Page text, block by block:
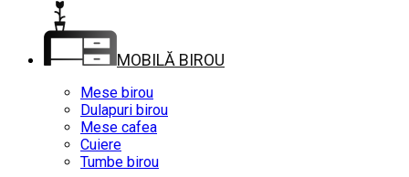
MOBILĂ BIROU
Mese birou
Dulapuri birou
Mese cafea
Cuiere
Tumbe birou